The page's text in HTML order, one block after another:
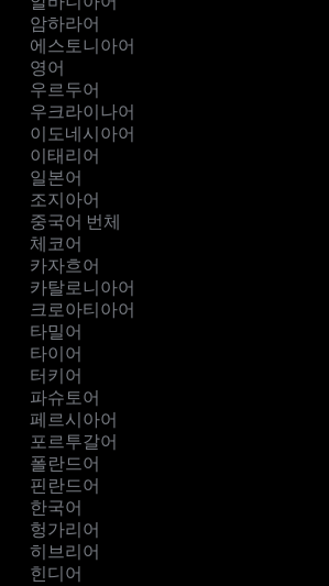
암하라어
에스토니아어
영어
우르두어
우크라이나어
이도네시아어
이태리어
일본어
조지아어
중국어 번체
체코어
카자흐어
카탈로니아어
크로아티아어
타밀어
타이어
터키어
파슈토어
페르시아어
포르투갈어
폴란드어
핀란드어
한국어
헝가리어
히브리어
힌디어